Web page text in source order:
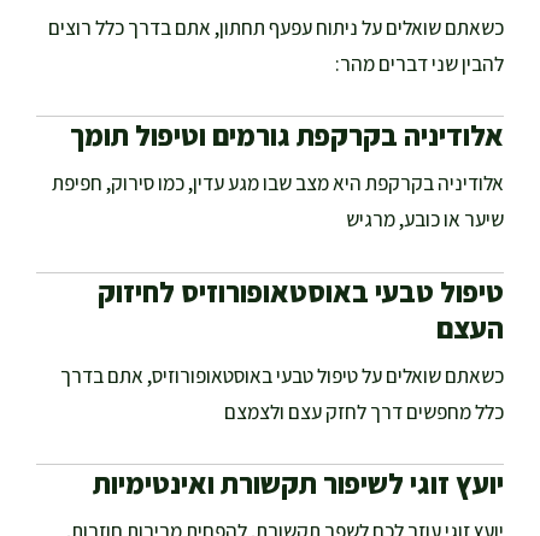
כשאתם שואלים על ניתוח עפעף תחתון, אתם בדרך כלל רוצים
להבין שני דברים מהר:
אלודיניה בקרקפת גורמים וטיפול תומך
אלודיניה בקרקפת היא מצב שבו מגע עדין, כמו סירוק, חפיפת
שיער או כובע, מרגיש
טיפול טבעי באוסטאופורוזיס לחיזוק
העצם
כשאתם שואלים על טיפול טבעי באוסטאופורוזיס, אתם בדרך
כלל מחפשים דרך לחזק עצם ולצמצם
יועץ זוגי לשיפור תקשורת ואינטימיות